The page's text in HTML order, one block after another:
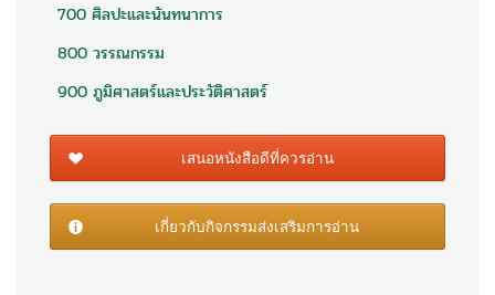
700 ศิลปะและนันทนาการ
800 วรรณกรรม
900 ภูมิศาสตร์และประวัติศาสตร์
เสนอหนังสือดีที่ควรอ่าน
เกี่ยวกับกิจกรรมส่งเสริมการอ่าน